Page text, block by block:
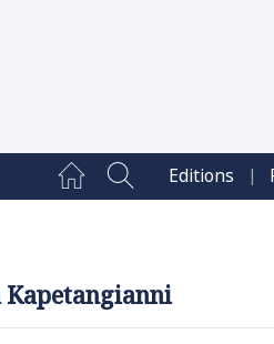
Editions |